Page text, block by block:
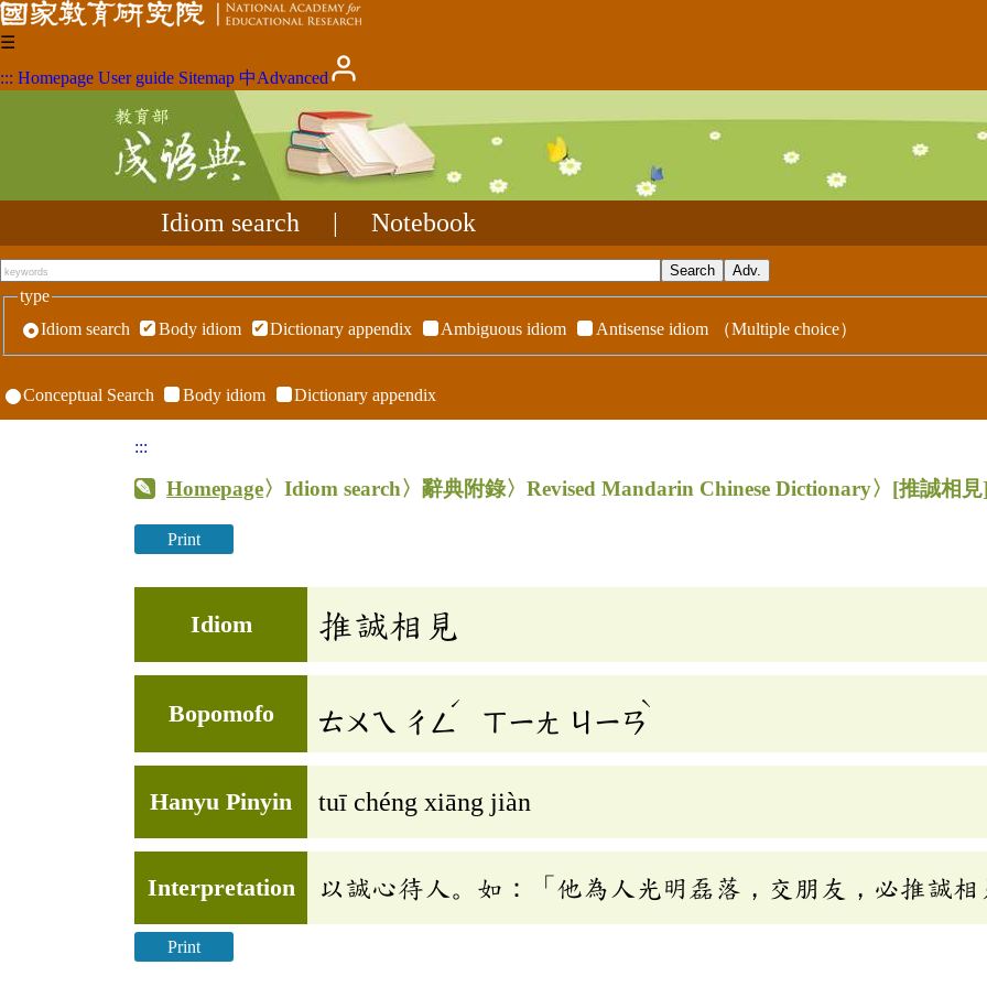
☰
::: Homepage User guide Sitemap 中Advanced
Idiom search Notebook
type
Idiom search
Body idiom Dictionary appendix Ambiguous idiom Antisense idiom （Multiple choice）
Conceptual Search Body idiom Dictionary appendix
:::
Homepage〉Idiom search〉辭典附錄〉Revised Mandarin Chinese Dictionary〉 [推誠相
Print
Idiom 推誠相見
Bopomofo ㄊㄨㄟ ㄔㄥ
ˊ
ㄒㄧㄤ ㄐㄧㄢ
ˋ
Hanyu Pinyin tuī chéng xiāng jiàn
Interpretation 以誠心待人。如：「他為人光明磊落，交朋友，必推誠相
Print